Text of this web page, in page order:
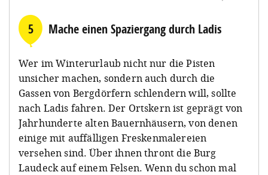
5 Mache einen Spaziergang durch Ladis
Wer im Winterurlaub nicht nur die Pisten
unsicher machen, sondern auch durch die
Gassen von Bergdörfern schlendern will, sollte
nach Ladis fahren. Der Ortskern ist geprägt von
Jahrhunderte alten Bauernhäusern, von denen
einige mit auffälligen Freskenmalereien
versehen sind. Über ihnen thront die Burg
Laudeck auf einem Felsen. Wenn du schon mal